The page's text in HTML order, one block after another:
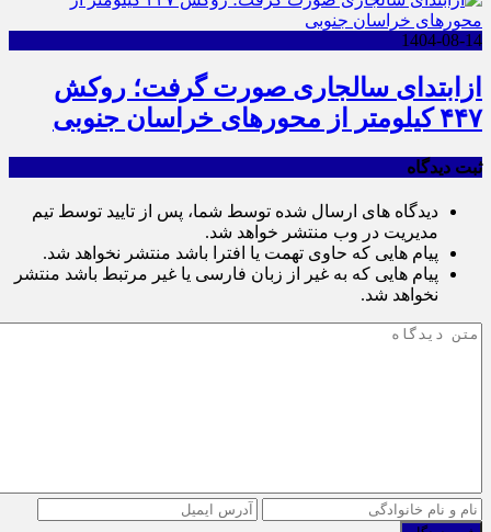
1404-08-14
ازابتدای سالجاری صورت گرفت؛ روکش
۴۴۷ کیلومتر از محورهای خراسان جنوبی
ثبت دیدگاه
دیدگاه های ارسال شده توسط شما، پس از تایید توسط تیم
مدیریت در وب منتشر خواهد شد.
پیام هایی که حاوی تهمت یا افترا باشد منتشر نخواهد شد.
پیام هایی که به غیر از زبان فارسی یا غیر مرتبط باشد منتشر
نخواهد شد.